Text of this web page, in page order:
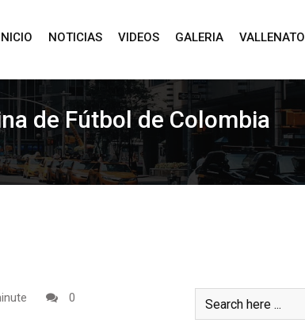
NOTICIAS VIDEOS GALERIA VALLENATO
de Fútbol de Colombia
0